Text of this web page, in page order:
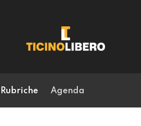
Rubriche Agenda